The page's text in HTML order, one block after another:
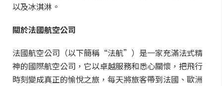
以及冰淇淋。
關於法國航空公司
法國航空公司（以下簡稱“法航”）是一家充滿法式精
神的國際航空公司，它以卓越服務和悉心關懷，把飛行
時刻變成真正的愉悅之旅，每天將旅客帶到法國、歐洲